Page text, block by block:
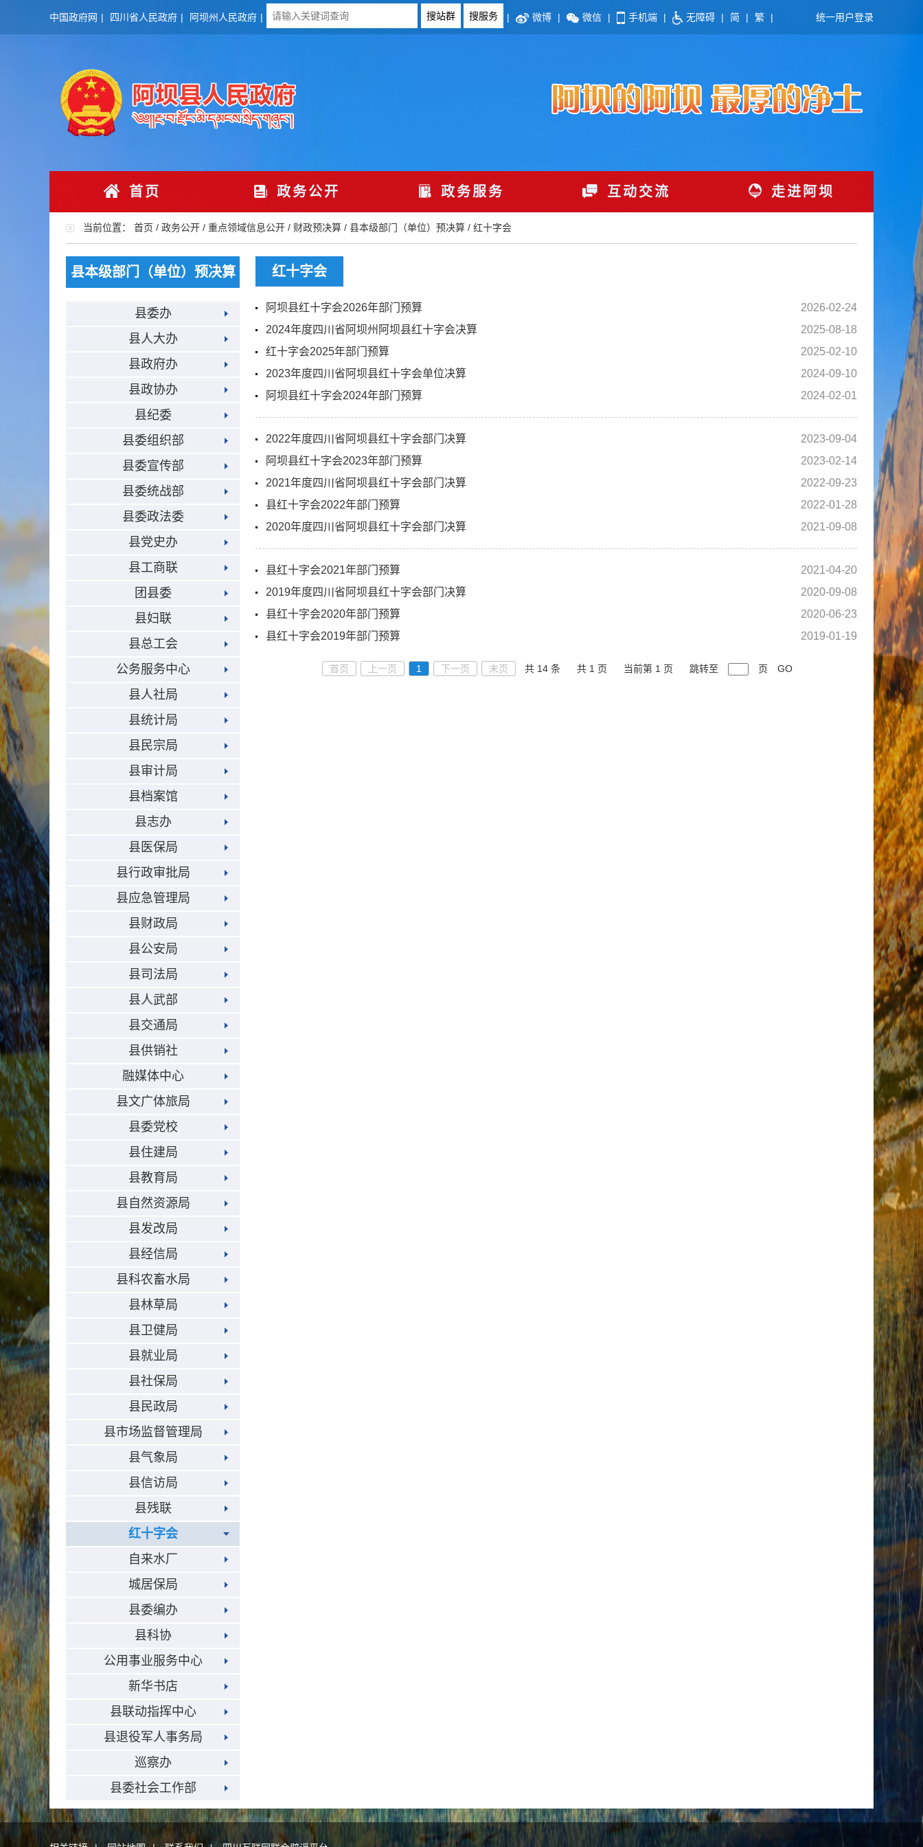
中国政府网 | 四川省人民政府 | 阿坝州人民政府 | | 微博 | 微信 | 手机端 | 无障碍 | 简 | 繁 | 统一用户登录
首页 政务公开 政务服务 互动交流 走进阿坝
当前位置： 首页 / 政务公开 / 重点领域信息公开 / 财政预决算 / 县本级部门（单位）预决算 / 红十字会
县本级部门（单位）预决算
县委办
县人大办
县政府办
县政协办
县纪委
县委组织部
县委宣传部
县委统战部
县委政法委
县党史办
县工商联
团县委
县妇联
县总工会
公务服务中心
县人社局
县统计局
县民宗局
县审计局
县档案馆
县志办
县医保局
县行政审批局
县应急管理局
县财政局
县公安局
县司法局
县人武部
县交通局
县供销社
融媒体中心
县文广体旅局
县委党校
县住建局
县教育局
县自然资源局
县发改局
县经信局
县科农畜水局
县林草局
县卫健局
县就业局
县社保局
县民政局
县市场监督管理局
县气象局
县信访局
县残联
红十字会
自来水厂
城居保局
县委编办
县科协
公用事业服务中心
新华书店
县联动指挥中心
县退役军人事务局
巡察办
县委社会工作部
红十字会
阿坝县红十字会2026年部门预算
2026-02-24
2024年度四川省阿坝州阿坝县红十字会决算
2025-08-18
红十字会2025年部门预算
2025-02-10
2023年度四川省阿坝县红十字会单位决算
2024-09-10
阿坝县红十字会2024年部门预算
2024-02-01
2022年度四川省阿坝县红十字会部门决算
2023-09-04
阿坝县红十字会2023年部门预算
2023-02-14
2021年度四川省阿坝县红十字会部门决算
2022-09-23
县红十字会2022年部门预算
2022-01-28
2020年度四川省阿坝县红十字会部门决算
2021-09-08
县红十字会2021年部门预算
2021-04-20
2019年度四川省阿坝县红十字会部门决算
2020-09-08
县红十字会2020年部门预算
2020-06-23
县红十字会2019年部门预算
2019-01-19
首页 上一页 1 下一页 末页 共 14 条 共 1 页 当前第 1 页 跳转至 页 GO